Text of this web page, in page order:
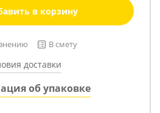
в корзину
В смету
доставки
об упаковке